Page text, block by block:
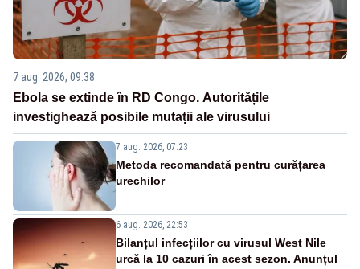
7 aug. 2026, 09:38
Ebola se extinde în RD Congo. Autoritățile
investighează posibile mutații ale virusului
7 aug. 2026, 07:23
Metoda recomandată pentru curățarea
urechilor
6 aug. 2026, 22:53
Bilanțul infecțiilor cu virusul West Nile
urcă la 10 cazuri în acest sezon. Anunțul